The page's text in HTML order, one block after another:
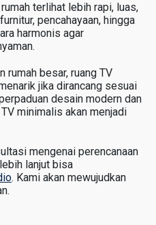
terlihat lebih rapi, luas,
pencahayaan, hingga
harmonis agar
rumah besar, ruang TV
jika dirancang sesuai
desain modern dan
minimalis akan menjadi
mengenai perencanaan
lanjut bisa
. Kami akan mewujudkan